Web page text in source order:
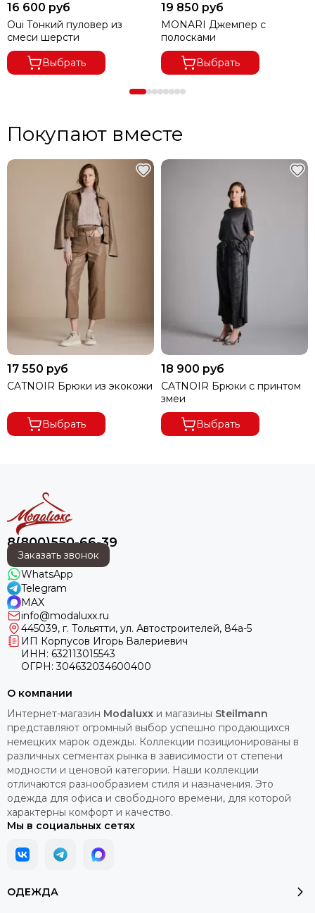
16 600 руб
Oui Тонкий пуловер из
смеси шерсти
Выбрать
19 850 руб
MONARI Джемпер с
полосками
Выбрать
Покупают вместе
17 550 руб
CATNOIR Брюки из экокожи
Выбрать
18 900 руб
CATNOIR Брюки с принтом
змеи
Выбрать
8(800)550-66-39
Заказать звонок
WhatsApp
Telegram
MAX
info@modaluxx.ru
445039, г. Тольятти, ул. Автостроителей, 84а-5
ИП Корпусов Игорь Валериевич
ИНН: 632113015543
ОГРН: 304632034600400
ОДЕЖДА
О компании
Интернет-магазин Modaluxx и магазины Steilmann
представляют огромный выбор успешно продающихся
немецких марок одежды. Коллекции позиционированы в
различных сегментах рынка в зависимости от степени
модности и ценовой категории. Наши коллекции
отличаются разнообразием стиля и назначения. Это
одежда для офиса и свободного времени, для которой
характерны комфорт и качество.
Мы в социальных сетях